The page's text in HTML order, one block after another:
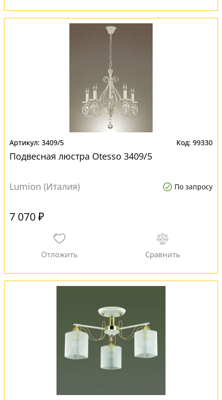
3409/5 99330
Подвесная люстра Otesso 3409/5
Lumion (Италия) По запросу
7 070 ₽